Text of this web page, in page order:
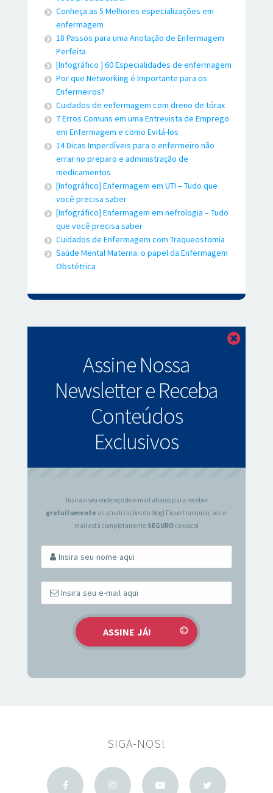
Conheça as 5 Melhores especializações em
enfermagem
18 Passos para uma Anotação de Enfermagem
Perfeita
[Infográfico ] 60 Especialidades de enfermagem
Por que Networking é Importante para os
Enfermeiros?
Cuidados de enfermagem com dreno de tórax
7 Erros Comuns em uma Entrevista de Emprego
em Enfermagem e como Evitá-los
14 Dicas Imperdíveis para o enfermeiro não
errar no preparo e administração de
medicamentos
[Infográfico] Enfermagem em UTI – Tudo que
você precisa saber
[Infográfico] Enfermagem em nefrologia – Tudo
que você precisa saber
Cuidados de Enfermagem com Traqueostomia
Saúde Mental Materna: o papel da Enfermagem
Obstétrica
Assine Nossa
Newsletter e Receba
Conteúdos
Exclusivos
Fechar
Insira o seu endereço de e-mail abaixo para receber
gratuitamente as atualizações do blog! Fique tranquilo, seu e-
mail está completamente SEGUROconosco!
SIGA-NOS!